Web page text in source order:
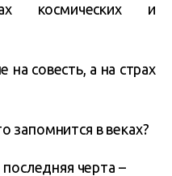
космических и
совесть, а на страх
запомнится в веках?
черта –